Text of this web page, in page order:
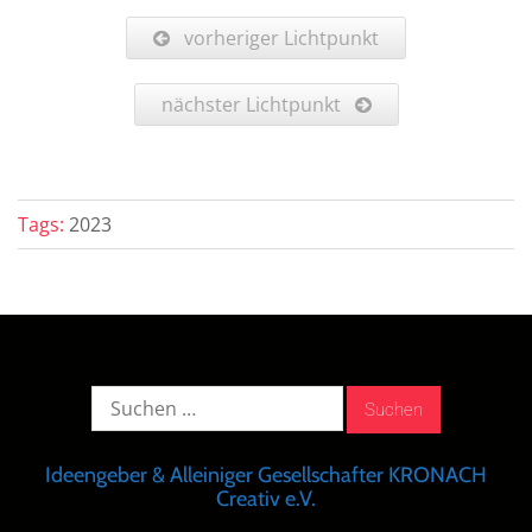
vorheriger Lichtpunkt
nächster Lichtpunkt
Tags: 2023
Suche
Ideengeber & Alleiniger Gesellschafter KRONACH
Creativ e.V.